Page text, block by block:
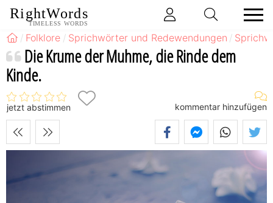
RightWords
TIMELESS WORDS
Folklore Sprichwörter und Redewendungen
Die Krume der Muhme, die Rinde dem
Kinde.
jetzt abstimmen kommentar hinzufügen